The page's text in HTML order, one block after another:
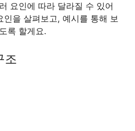
요인에 따라 달라질 수 있어
인을 살펴보고, 예시를 통해 보
록 할게요.
조